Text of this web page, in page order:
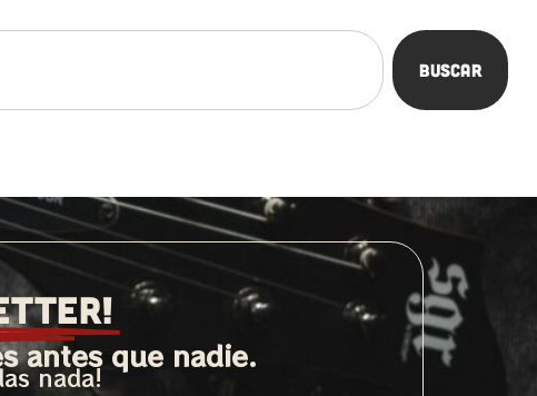
Buscar
antes que nadie.
nada!